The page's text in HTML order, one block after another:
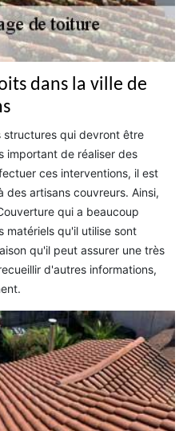
dans la ville de
structures qui devront être
important de réaliser des
ces interventions, il est
des artisans couvreurs. Ainsi,
qui a beaucoup
matériels qu'il utilise sont
qu'il peut assurer une très
d'autres informations,